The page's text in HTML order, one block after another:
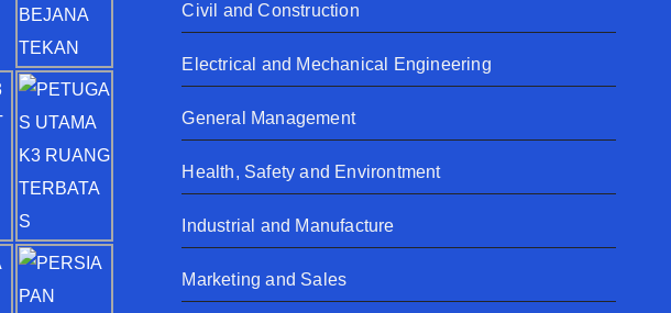
Civil and Construction
Electrical and Mechanical Engineering
General Management
Health, Safety and Environtment
Industrial and Manufacture
Marketing and Sales